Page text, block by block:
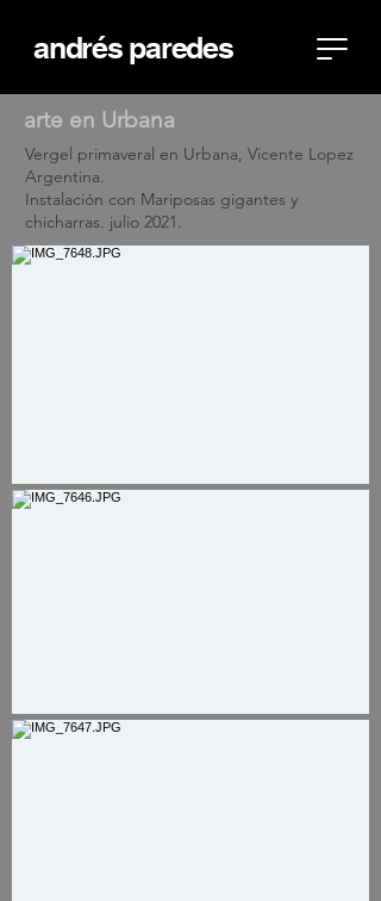
andrés paredes
arte en Urbana
Vergel primaveral en Urbana, Vicente Lopez
Argentina.
Instalación con Mariposas gigantes y
chicharras. julio 2021.